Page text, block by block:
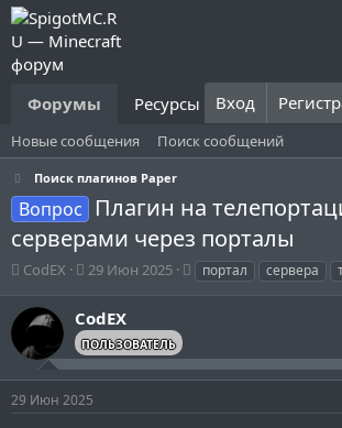
Форумы Ресурсы Что
Вход
Новые сообщения Поиск сообщений
Поиск плагинов Paper
Вопрос
Плагин на
серверами через порталы
А
т
о
р
е
м
CodEX
Д
а
н
а
ч
а
29 Июн 2025
Тпортал сервера
CodEX
ПОЛЬЗОВАТЕЛЬ
29 Июн 2025